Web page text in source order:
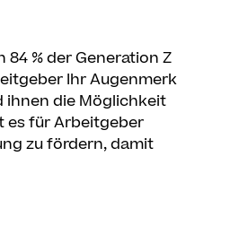
84 % der Generation Z
Ihr Augenmerk
ihnen die Möglichkeit
es für Arbeitgeber
zu fördern, damit